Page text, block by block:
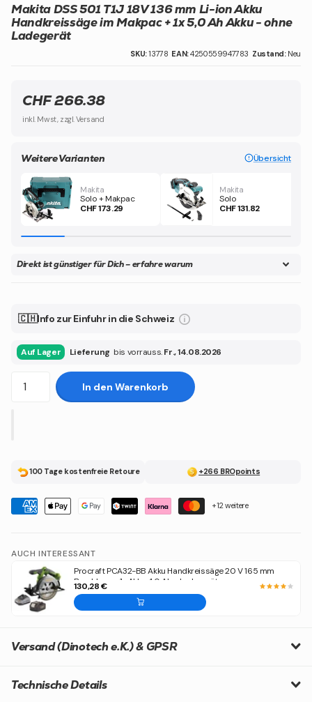
Makita DSS 501 T1J 18V 136 mm Li-ion Akku
Handkreissäge im Makpac + 1x 5,0 Ah Akku - ohne
Ladegerät
SKU:13778 EAN:4250559947783 Zustand: Neu
CHF 266.38
inkl. Mwst, zzgl. Versand
Weitere Varianten Übersicht
Makita
Solo + Makpac
CHF 173.29
Makita
Solo
CHF 131.82
Direkt ist günstiger für Dich – erfahre warum
🇨🇭Info zur Einfuhr in die Schweiz
Auf Lager Lieferung bis vorrauss.Fr., 14.08.2026
In den Warenkorb
100 Tage kostenfreie Retoure +266 BROpoints
+12 weitere
AUCH INTERESSANT
Procraft PCA32-BB Akku Handkreissäge 20 V 165 mm
Brushless + 1x Akku 4,0 Ah + Ladegerät
130,28 €
Versand (Dinotech e.K.) & GPSR
Technische Details